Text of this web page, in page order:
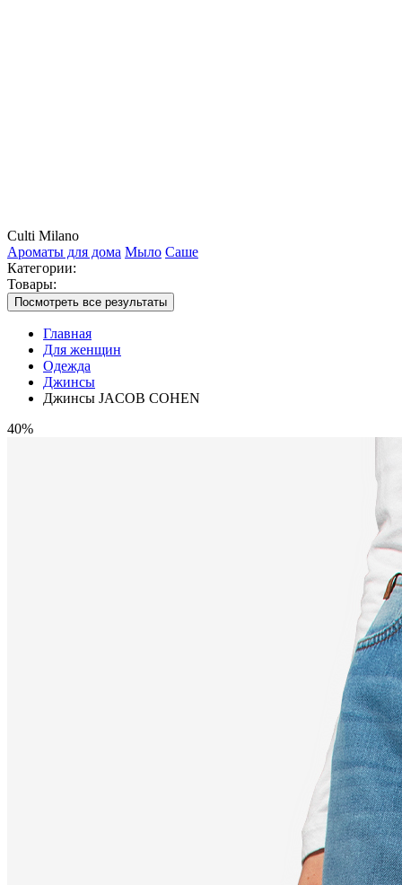
Culti Milano
Ароматы для дома Мыло Саше
Категории:
Товары:
Посмотреть все результаты
Главная
Для женщин
Одежда
Джинсы
Джинсы JACOB COHEN
40%